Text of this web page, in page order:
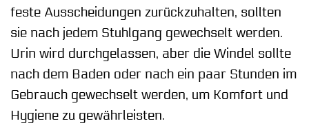
feste Ausscheidungen zurückzuhalten, sollten
sie nach jedem Stuhlgang gewechselt werden.
Urin wird durchgelassen, aber die Windel sollte
nach dem Baden oder nach ein paar Stunden im
Gebrauch gewechselt werden, um Komfort und
Hygiene zu gewährleisten.